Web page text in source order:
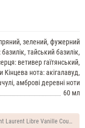
зелений, фужерний
тайський базилік,
ветивер гаїтянський,
Кінцева нота: акігалавуд,
амброві деревні ноти
60 мл
Laurent Libre Vanille Couture